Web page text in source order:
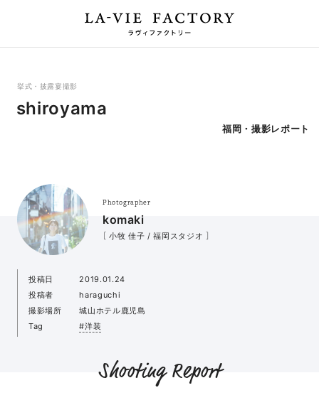
挙式・披露宴撮影
shiroyama
福岡・撮影レポート
Photographer
komaki
［ 小牧 佳子 / 福岡スタジオ ］
投稿日
2019.01.24
投稿者
haraguchi
撮影場所
城山ホテル鹿児島
Tag
#洋装
Shooting Report